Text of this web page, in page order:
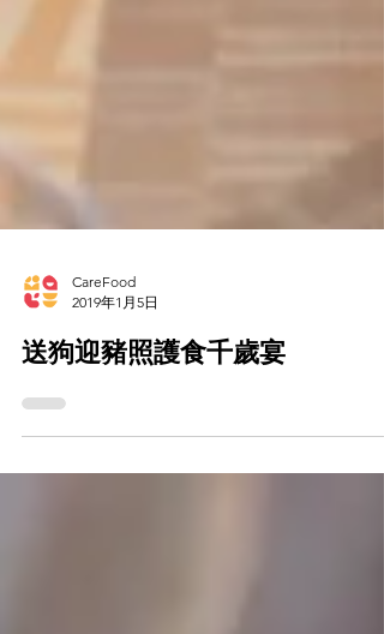
CareFood
2019年1月5日
送狗迎豬照護食千歲宴